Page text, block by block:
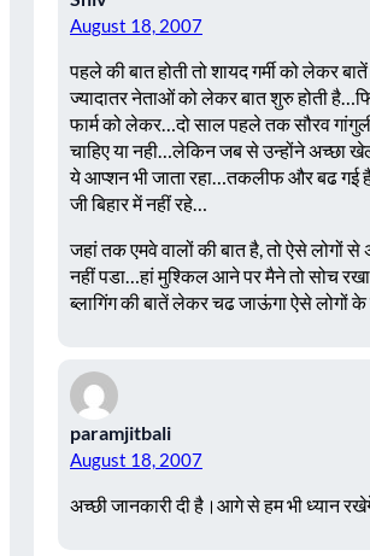
August 18, 2007
पहले की बात होती तो शायद गर्मी को लेकर
ज्यादातर नेताओं को लेकर बात शुरु होती
फार्म को लेकर…दो साल पहले तक सौरव
चाहिए या नही…लेकिन जब से उन्होंने अच्छा
ये आप्शन भी जाता रहा…तकलीफ और बढ गई
जी बिहार में नहीं रहे…
जहां तक एमवे वालों की बात है, तो ऐसे लोगों से
नहीं पडा…हां मुश्किल आने पर मैने तो सोच रखा
ब्लागिंग की बातें लेकर चढ जाऊंगा ऐसे लोगों के
paramjitbali
August 18, 2007
अच्छी जानकारी दी है।आगे से हम भी ध्यान